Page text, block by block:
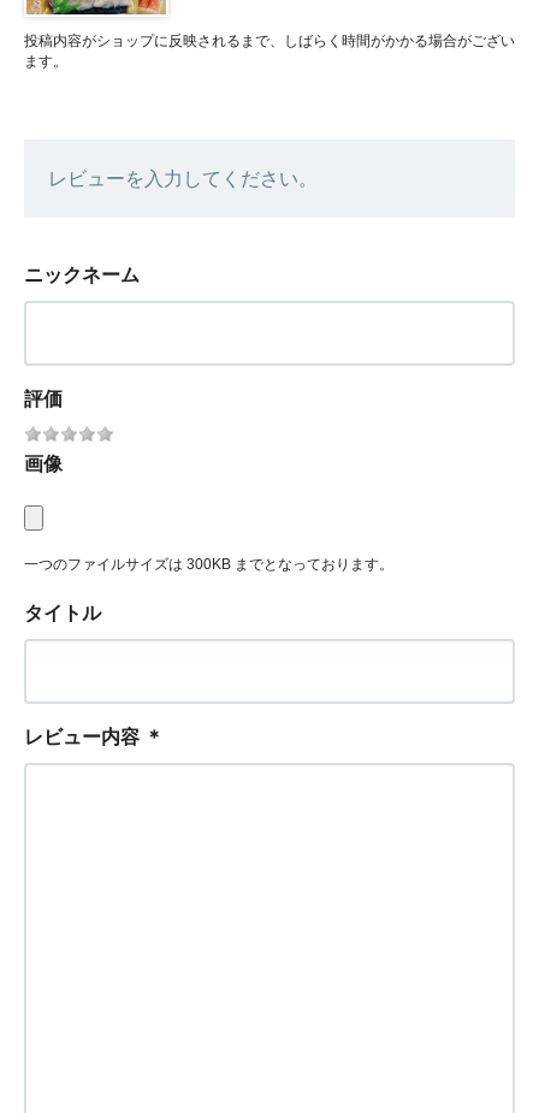
投稿内容がショップに反映されるまで、しばらく時間がかかる場合がござい
ます。
レビューを入力してください。
ニックネーム
評価
画像
一つのファイルサイズは 300KB までとなっております。
タイトル
レビュー内容 ＊